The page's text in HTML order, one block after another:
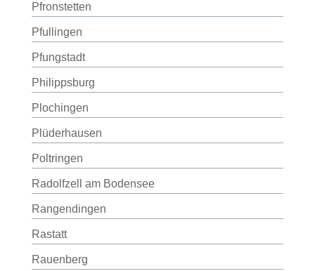
Pfronstetten
Pfullingen
Pfungstadt
Philippsburg
Plochingen
Plüderhausen
Poltringen
Radolfzell am Bodensee
Rangendingen
Rastatt
Rauenberg